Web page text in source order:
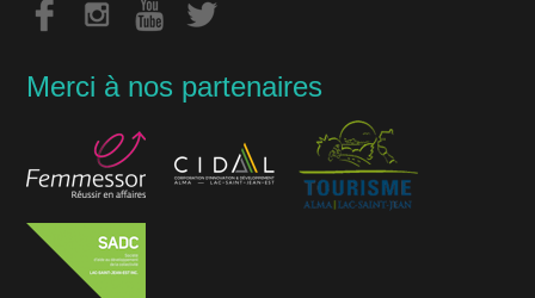
Merci à nos partenaires